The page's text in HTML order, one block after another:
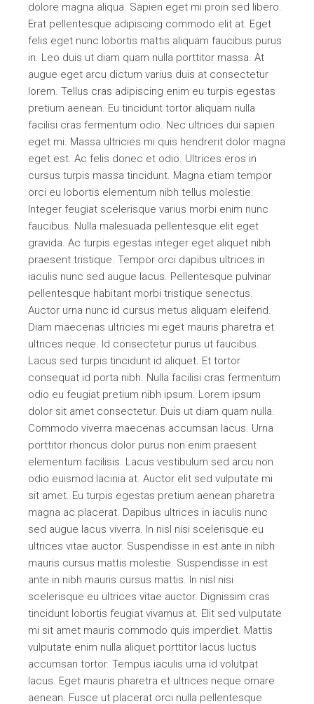
dolore magna aliqua. Sapien eget mi proin sed libero.
Erat pellentesque adipiscing commodo elit at. Eget
felis eget nunc lobortis mattis aliquam faucibus purus
in. Leo duis ut diam quam nulla porttitor massa. At
augue eget arcu dictum varius duis at consectetur
lorem. Tellus cras adipiscing enim eu turpis egestas
pretium aenean. Eu tincidunt tortor aliquam nulla
facilisi cras fermentum odio. Nec ultrices dui sapien
eget mi. Massa ultricies mi quis hendrerit dolor magna
eget est. Ac felis donec et odio. Ultrices eros in
cursus turpis massa tincidunt. Magna etiam tempor
orci eu lobortis elementum nibh tellus molestie.
Integer feugiat scelerisque varius morbi enim nunc
faucibus. Nulla malesuada pellentesque elit eget
gravida. Ac turpis egestas integer eget aliquet nibh
praesent tristique. Tempor orci dapibus ultrices in
iaculis nunc sed augue lacus. Pellentesque pulvinar
pellentesque habitant morbi tristique senectus.
Auctor urna nunc id cursus metus aliquam eleifend.
Diam maecenas ultricies mi eget mauris pharetra et
ultrices neque. Id consectetur purus ut faucibus.
Lacus sed turpis tincidunt id aliquet. Et tortor
consequat id porta nibh. Nulla facilisi cras fermentum
odio eu feugiat pretium nibh ipsum. Lorem ipsum
dolor sit amet consectetur. Duis ut diam quam nulla.
Commodo viverra maecenas accumsan lacus. Urna
porttitor rhoncus dolor purus non enim praesent
elementum facilisis. Lacus vestibulum sed arcu non
odio euismod lacinia at. Auctor elit sed vulputate mi
sit amet. Eu turpis egestas pretium aenean pharetra
magna ac placerat. Dapibus ultrices in iaculis nunc
sed augue lacus viverra. In nisl nisi scelerisque eu
ultrices vitae auctor. Suspendisse in est ante in nibh
mauris cursus mattis molestie. Suspendisse in est
ante in nibh mauris cursus mattis. In nisl nisi
scelerisque eu ultrices vitae auctor. Dignissim cras
tincidunt lobortis feugiat vivamus at. Elit sed vulputate
mi sit amet mauris commodo quis imperdiet. Mattis
vulputate enim nulla aliquet porttitor lacus luctus
accumsan tortor. Tempus iaculis urna id volutpat
lacus. Eget mauris pharetra et ultrices neque ornare
aenean. Fusce ut placerat orci nulla pellentesque